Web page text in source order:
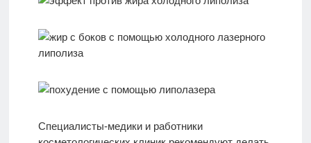
Специалисты-медики и работники